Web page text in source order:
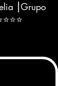
⎮Grupo